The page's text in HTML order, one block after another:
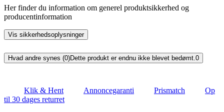
Her finder du information om generel produktsikkerhed og
producentinformation
Vis sikkerhedsoplysninger
Hvad andre synes (0)Dette produkt er endnu ikke blevet bedømt. 0
Klik & Hent Annoncegaranti Prismatch
Op
til 30 dages returret